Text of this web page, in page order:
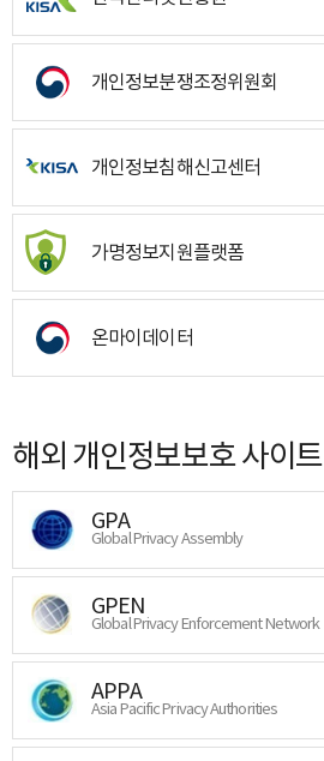
개인정보분쟁조정위원회
개인정보침해신고센터
가명정보지원플랫폼
온마이데이터
해외 개인정보보호 사이트
GPA
Global Privacy Assembly
GPEN
Global Privacy Enforcement Network
APPA
Asia Pacific Privacy Authorities